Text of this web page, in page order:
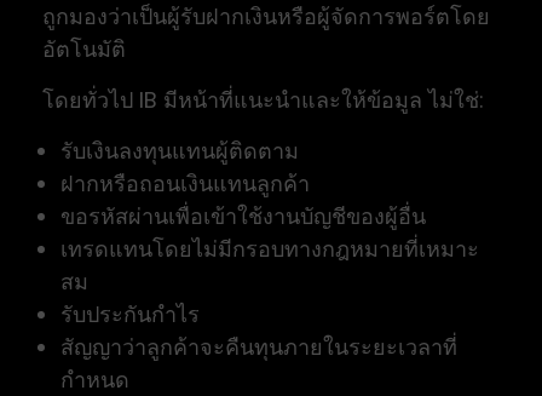
ถูกมองว่าเป็นผู้รับฝากเงินหรือผู้จัดการพอร์ตโดย
อัตโนมัติ
โดยทั่วไป IB มีหน้าที่แนะนำและให้ข้อมูล ไม่ใช่:
รับเงินลงทุนแทนผู้ติดตาม
ฝากหรือถอนเงินแทนลูกค้า
ขอรหัสผ่านเพื่อเข้าใช้งานบัญชีของผู้อื่น
เทรดแทนโดยไม่มีกรอบทางกฎหมายที่เหมาะ
สม
รับประกันกำไร
สัญญาว่าลูกค้าจะคืนทุนภายในระยะเวลาที่
กำหนด